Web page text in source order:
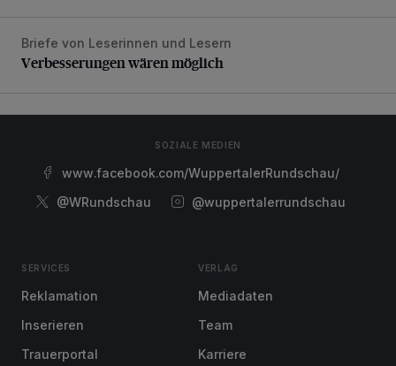
Verbesserungen wären möglich
Briefe von Leserinnen und Lesern
Verbesserungen wären möglich
SOZIALE MEDIEN
www.facebook.com/WuppertalerRundschau/
@WRundschau
@wuppertalerrundschau
SERVICES
Reklamation
Inserieren
Trauerportal
VERLAG
Mediadaten
Team
Karriere